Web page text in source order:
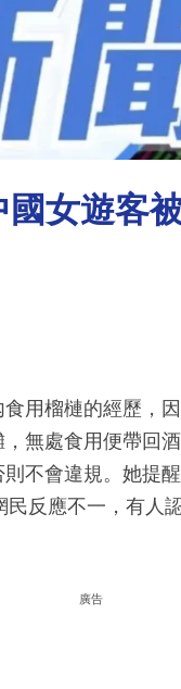
女遊客
用榴槤的經歷，
無處食用便帶回
不會違規。她提
反應不一，有人
廣告